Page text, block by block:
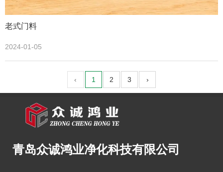
老式门料
2024-01-05
‹ 1 2 3 ›
青岛众诚鸿业净化科技有限公司